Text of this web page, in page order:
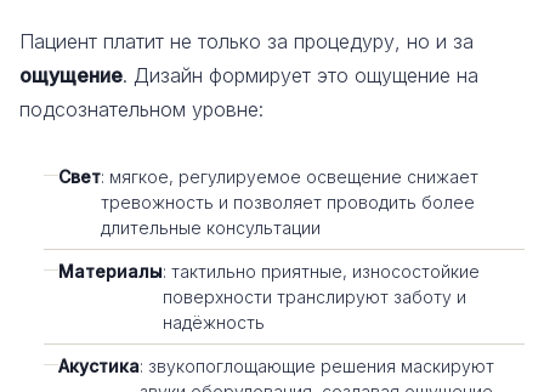
Пациент платит не только за процедуру, но и за
ощущение. Дизайн формирует это ощущение на
подсознательном уровне:
Свет: мягкое, регулируемое освещение снижает
тревожность и позволяет проводить более
длительные консультации
Материалы: тактильно приятные, износостойкие
поверхности транслируют заботу и
надёжность
Акустика: звукопоглощающие решения маскируют